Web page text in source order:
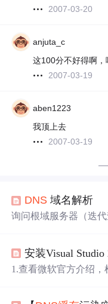
2007-03-20
anjuta_c
这100分不好得啊，
2007-03-19
aben1223
我顶上去
2007-03-19
DNS 域名解析
询问根域服务器（迭
域服务器（迭代查询
务器（递归查询）
安装Visual
1.查看微软官方介绍，